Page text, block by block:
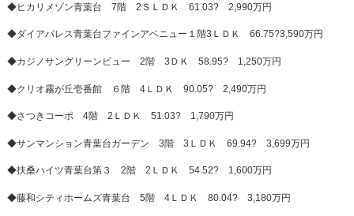
◆ヒカリメゾン青葉台 7階 2ＳＬＤＫ 61.03? 2,990万円
◆ダイアパレス青葉台ファインアベニュー１階3ＬＤＫ 66.75?3,590万円
◆カジノサングリーンビュー 2階 3ＤＫ 58.95? 1,250万円
◆クリオ霧が丘壱番館 ６階 4ＬＤＫ 90.05? 2,490万円
◆さつきコーポ 4階 2ＬＤＫ 51.03? 1,790万円
◆サンマンション青葉台ガーデン 3階 3ＬＤＫ 69.94? 3,699万円
◆扶桑ハイツ青葉台第３ 2階 2ＬＤＫ 54.52? 1,600万円
◆藤和シティホームズ青葉台 5階 4ＬＤＫ 80.04? 3,180万円